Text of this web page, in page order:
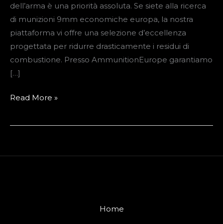
dell’arma è una priorità assoluta. Se siete alla ricerca
di munizioni 9mm economiche europa, la nostra
piattaforma vi offre una selezione d’eccellenza
progettata per ridurre drasticamente i residui di
combustione. Presso AmmunitionEurope garantiamo
[…]
al
chiuso
Read More »
Home